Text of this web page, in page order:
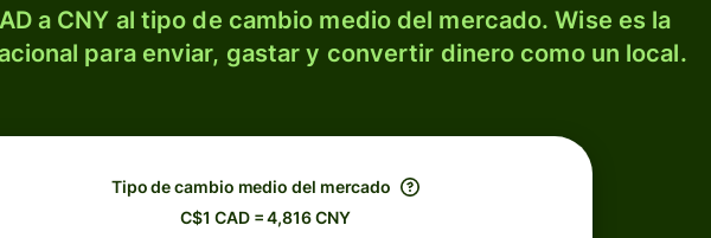
a CNY al tipo de cambio medio del mercado. Wise es la
para enviar, gastar y convertir dinero como un local.
Tipo de cambio medio del mercado
C$1 CAD = 4,816 CNY